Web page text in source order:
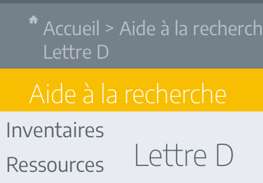
Accueil > Aide à la
Lettre D
Aide à la recherche
Inventaires
Ressources
Lettre D